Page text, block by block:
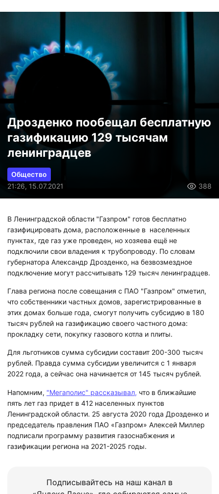
Дрозденко пообещал бесплатную
газификацию 129 тысячам
ленинградцев
Общество
21:26, 15.07.2021
388
В Ленинградской области "Газпром" готов бесплатно
газифицировать дома, расположенные в населенных
пунктах, где газ уже проведен, но хозяева ещё не
подключили свои владения к трубопроводу. По словам
губернатора Александр Дрозденко, на безвозмездное
подключение могут рассчитывать 129 тысяч ленинградцев.
Глава региона после совещания с ПАО "Газпром" отметил,
что собственники частных домов, зарегистрированные в
этих домах больше года, смогут получить субсидию в 180
тысяч рублей на газификацию своего частного дома:
прокладку сети, покупку газового котла и плиты.
Для льготников сумма субсидии составит 200-300 тысяч
рублей. Правда сумма субсидии увеличится с 1 января
2022 года, а сейчас она начинается от 145 тысяч рублей.
Напомним, "Мегаполис" рассказывал, что в ближайшие
пять лет газ придет в 412 населенных пунктов
Ленинградской области. 25 августа 2020 года Дрозденко и
председатель правления ПАО «Газпром» Алексей Миллер
подписали программу развития газоснабжения и
газификации региона на 2021-2025 годы.
Подписывайтесь на наш канал в